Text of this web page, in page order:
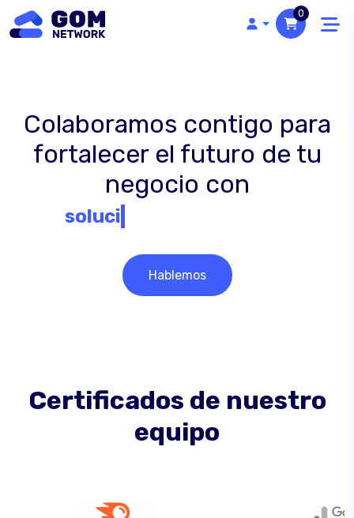
0
Colaboramos contigo para
fortalecer el futuro de tu
negocio con
soluciones de software
Hablemos
Certificados de nuestro
equipo